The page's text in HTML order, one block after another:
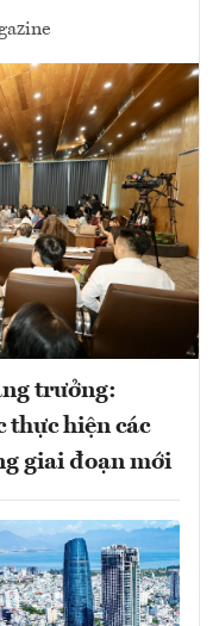
trưởng:
thực hiện các
giai đoạn mới